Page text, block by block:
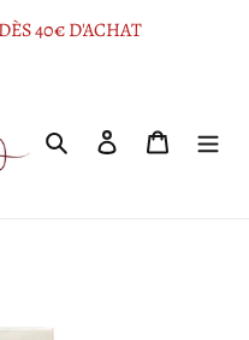
40€ D'ACHAT
RechercherSe connecter
Panier